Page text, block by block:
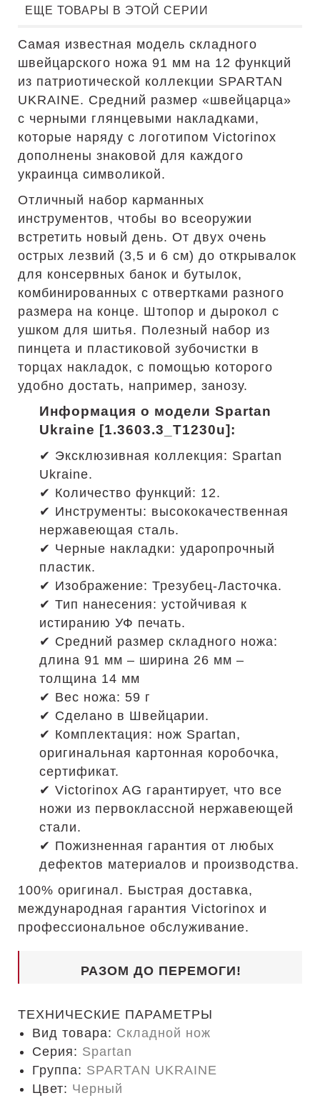
ЕЩЕ ТОВАРЫ В ЭТОЙ СЕРИИ
Самая известная модель складного
швейцарского ножа 91 мм на 12 функций
из патриотической коллекции SPARTAN
UKRAINE. Средний размер «швейцарца»
с черными глянцевыми накладками,
которые наряду с логотипом Victorinox
дополнены знаковой для каждого
украинца символикой.
Отличный набор карманных
инструментов, чтобы во всеоружии
встретить новый день. От двух очень
острых лезвий (3,5 и 6 см) до открывалок
для консервных банок и бутылок,
комбинированных с отвертками разного
размера на конце. Штопор и дырокол с
ушком для шитья. Полезный набор из
пинцета и пластиковой зубочистки в
торцах накладок, с помощью которого
удобно достать, например, занозу.
Информация о модели Spartan
Ukraine [1.3603.3_T1230u]:
✔ Эксклюзивная коллекция: Spartan
Ukraine.
✔ Количество функций: 12.
✔ Инструменты: высококачественная
нержавеющая сталь.
✔ Черные накладки: ударопрочный
пластик.
✔ Изображение: Трезубец-Ласточка.
✔ Тип нанесения: устойчивая к
истиранию УФ печать.
✔ Средний размер складного ножа:
длина 91 мм – ширина 26 мм –
толщина 14 мм
✔ Вес ножа: 59 г
✔ Сделано в Швейцарии.
✔ Комплектация: нож Spartan,
оригинальная картонная коробочка,
сертификат.
✔ Victorinox AG гарантирует, что все
ножи из первоклассной нержавеющей
стали.
✔ Пожизненная гарантия от любых
дефектов материалов и производства.
100% оригинал. Быстрая доставка,
международная гарантия Victorinox и
профессиональное обслуживание.
РАЗОМ ДО ПЕРЕМОГИ!
ТЕХНИЧЕСКИЕ ПАРАМЕТРЫ
Вид товара: Складной нож
Серия: Spartan
Группа: SPARTAN UKRAINE
Цвет: Черный